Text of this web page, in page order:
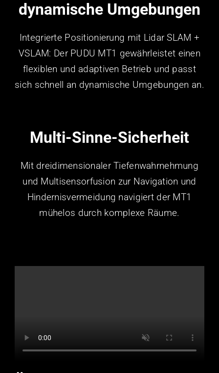
dynamische Umgebungen
Integrierte Positionierung mit Lidar SLAM +
VSLAM: Der PUDU MT1 gewährleistet einen
flexiblen und adaptiven Betrieb und passt
sich schnell an dynamische Umgebungen an.
Multi-Sinne-Sicherheit
Mit dreidimensionaler Tiefenwahrnehmung
und Multisensorfusion zur Navigation und
Hindernisvermeidung navigiert der MT1
mühelos durch komplexe Räume.